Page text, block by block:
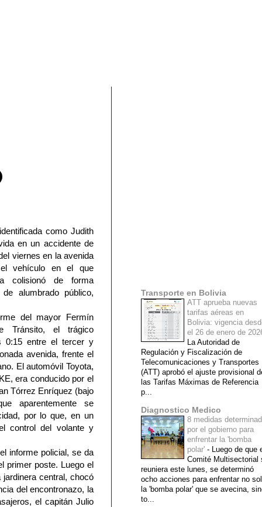
como Judith
en un accidente de
viernes en la avenida
vehículo en el que
colisionó de forma
alumbrado público,
del mayor Fermín
Tránsito, el trágico
0:15 entre el tercer y
avenida, frente el
El automóvil Toyota,
era conducido por el
Tórrez Enríquez (bajo
aparentemente se
por lo que, en un
control del volante y
informe policial, se da
primer poste. Luego el
central, chocó
del encontronazo, la
el capitán Julio
Transporte en Bolivia
ATT aprueba nuevas
tarifas aéreas en
Bolivia: vigencia
el 26 de enero de
La Autoridad de
Regulación y Fiscalización de
Telecomunicaciones y Transportes
(ATT) aprobó el ajuste provisional
las Tarifas Máximas de Referencia
p...
Diagnostico Medico
8 medidas
por el gobierno para
enfrentar la 'bomba
polar' - Luego de que
Comité Multisectorial
reuniera este lunes, se determinó
ocho acciones para enfrentar no
la 'bomba polar' que se avecina,
to...